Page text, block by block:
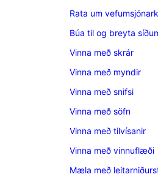
Rata um
Búa til og breyta
Vinna með skrár
Vinna með myndir
Vinna með snifsi
Vinna með söfn
Vinna með tilvísanir
Vinna með vinnuflæði
Mæla með